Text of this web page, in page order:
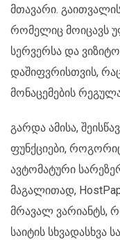
მთავარი.
რომელიც მოიცავს
სერვერსა და
დაშიფვრისთვის,
მონაცემების
გარდა ამისა,
ფუნქციები,
ავტომატური
მაგალითად,
მრავალ ვარიანტს,
საიტის სხვადასხვა